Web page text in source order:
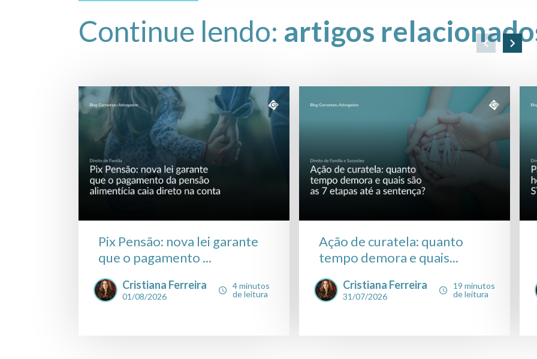
Continue lendo: artigos
Pix Pensão: nova lei garante
que o pagamento ...
Cristiana Ferreira
01/08/2026
4 minutos
de leitura
Ação de curatela: quanto
tempo demora e quais...
Cristiana Ferreira
31/07/2026
19 minutos
de leitura